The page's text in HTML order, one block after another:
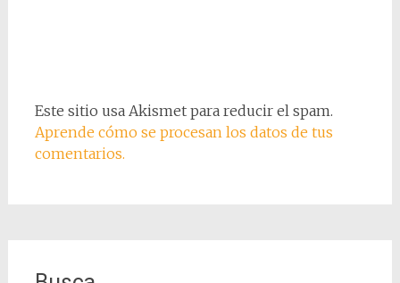
Este sitio usa Akismet para reducir el spam.
Aprende cómo se procesan los datos de tus
comentarios.